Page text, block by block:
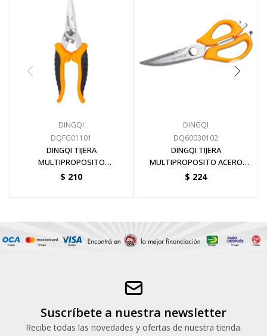
DINGQI
DQFG01101
DINGQI TIJERA
MULTIPROPOSITO
PROFESIONAL ACERO INOX
$ 210
DINGQI
DQ60030102
DINGQI TIJERA
MULTIPROPOSITO ACERO
INOXIDABLE 215MM
$ 224
Suscríbete a nuestra newsletter
Recibe todas las novedades y ofertas de nuestra tienda.